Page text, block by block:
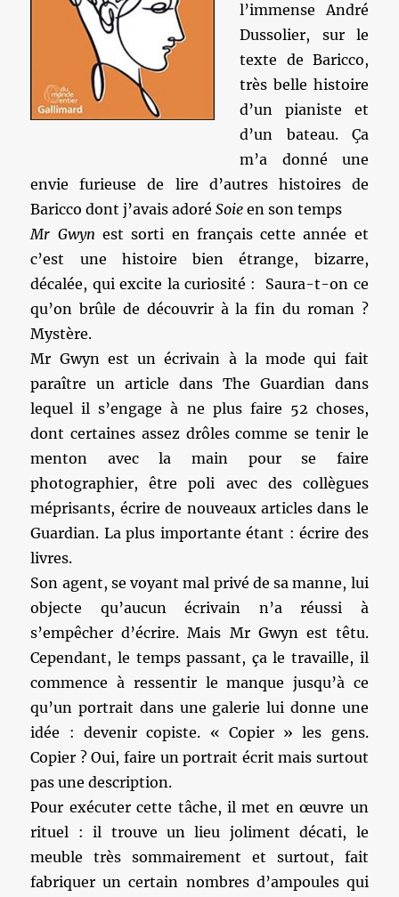
l’immense André
Dussolier, sur le
texte de Baricco,
très belle histoire
d’un pianiste et
d’un bateau. Ça
m’a donné une
envie furieuse de lire d’autres histoires de
Baricco dont j’avais adoréSoieen son temps
Mr Gwyn est sorti en français cette année et
c’est une histoire bien étrange, bizarre,
décalée, qui excite la curiosité : Saura-t-on ce
qu’on brûle de découvrir à la fin du roman ?
Mystère.
Mr Gwyn est un écrivain à la mode qui fait
paraître un article dans The Guardian dans
lequel il s’engage à ne plus faire 52 choses,
dont certaines assez drôles comme se tenir le
menton avec la main pour se faire
photographier, être poli avec des collègues
méprisants, écrire de nouveaux articles dans le
Guardian. La plus importante étant : écrire des
livres.
Son agent, se voyant mal privé de sa manne, lui
objecte qu’aucun écrivain n’a réussi à
s’empêcher d’écrire. Mais Mr Gwyn est têtu.
Cependant, le temps passant, ça le travaille, il
commence à ressentir le manque jusqu’à ce
qu’un portrait dans une galerie lui donne une
idée : devenir copiste. « Copier » les gens.
Copier ? Oui, faire un portrait écrit mais surtout
pas une description.
Pour exécuter cette tâche, il met en œuvre un
rituel : il trouve un lieu joliment décati, le
meuble très sommairement et surtout, fait
fabriquer un certain nombres d’ampoules qui